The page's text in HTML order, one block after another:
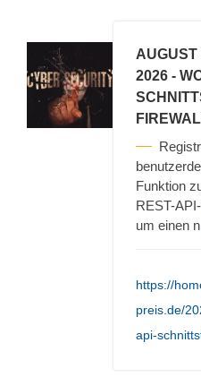
AUGUST
2026 -
Funktion
REST-
um einen n
https://
preis.de/
api-